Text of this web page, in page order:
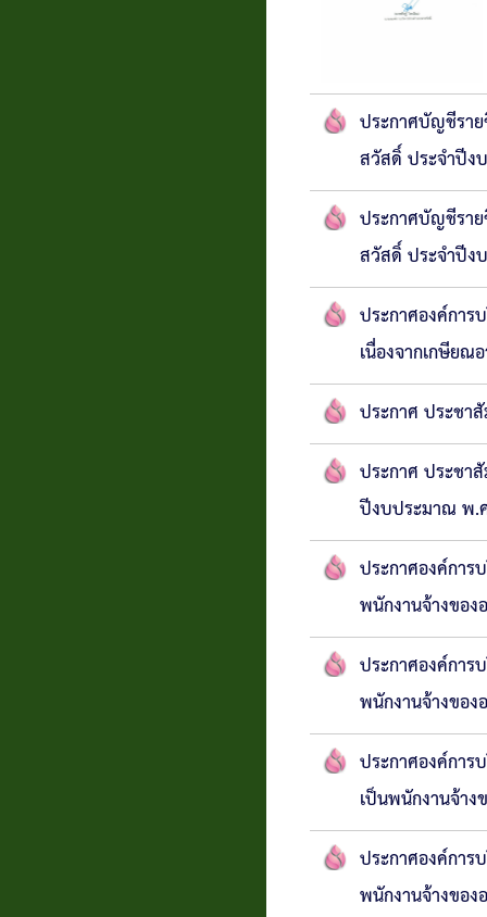
ประกาศบัญชีรา
สวัสดิ์ ประจำปี
ประกาศบัญชีรา
สวัสดิ์ ประจำปี
ประกาศองค์การ
เนื่องจากเกษีย
ประกาศ ประชา
ประกาศ ประชา
ปีงบประมาณ พ.
ประกาศองค์การ
พนักงานจ้างขอ
ประกาศองค์การ
พนักงานจ้างขอ
ประกาศองค์กา
เป็นพนักงานจ้า
ประกาศองค์การ
พนักงานจ้างขอ